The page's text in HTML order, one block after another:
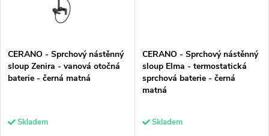
CERANO - Sprchový nástěnný
sloup Zenira - vanová otočná
baterie - černá matná
Skladem
CERANO - Sprchový nástěnný
sloup Elma - termostatická
sprchová baterie - černá
matná
Skladem